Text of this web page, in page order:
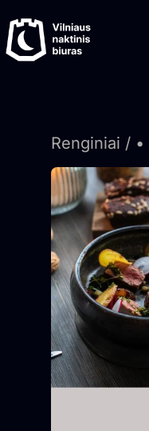
prie
turinio
Renginiai / •